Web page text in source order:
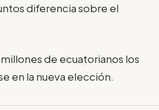
diferencia sobre el
de ecuatorianos los
en la nueva elección.